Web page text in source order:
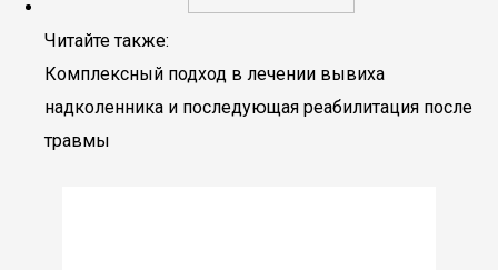
Читайте также:
Комплексный подход в лечении вывиха
надколенника и последующая реабилитация после
травмы